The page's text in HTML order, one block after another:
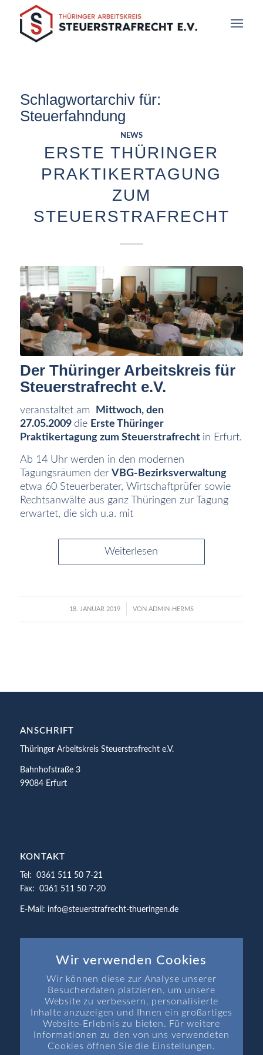
Schlagwortarchiv für:
Steuerfahndung
NEWS
ERSTE THÜRINGER
PRAKTIKERTAGUNG
ZUM
STEUERSTRAFRECHT
Der Thüringer Arbeitskreis für
Steuerstrafrecht e.V.
veranstaltet am
Mittwoch, den
27.05.2009 die Erste Thüringer
Praktikertagung zum Steuerstrafrecht in Erfurt.
Ab 14 Uhr werden in den modernen
Tagungsräumen der VBG-Bezirksverwaltung
etwa 60 Steuerberater, Wirtschaftprüfer sowie
Rechtsanwälte aus ganz Thüringen zur Tagung
erwartet, die sich u.a. mit
Weiterlesen
18. JANUAR 2019
/ VON ADMIN-HERMS
ANSCHRIFT
Thüringer Arbeitskreis Steuerstrafrecht e.V.
Bahnhofstraße 3
99084 Erfurt
KONTAKT
Tel: 0361 511 50 7-21
Fax: 0361 511 50 7-20
E-Mail: info@steuerstrafrecht-thueringen.de
SEITEN
Startseite
Aktuelle Themen
Aktuelle Rechtsprechung
Aktuelle Termine
Wir verwenden Cookies
Wir können diese zur Analyse unserer
Besucherdaten platzieren, um unsere
Website zu verbessern, personalisierte
Inhalte anzuzeigen und Ihnen ein großartiges
Website-Erlebnis zu bieten. Für weitere
Informationen zu den von uns verwendeten
Cookies öffnen Sie die Einstellungen.